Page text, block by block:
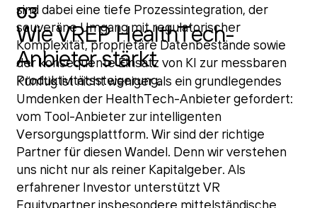
sind dabei eine tiefe Prozessintegration, der
souveräne Umgang mit regulatorischer
Komplexität, proprietäre Datenbestände sowie
der konsequente Einsatz von KI zur messbaren
Produktivitätssteigerung.
03
Wie VREP HealthTech-
Anbieter stärkt
Künftig ist nicht weniger als ein grundlegendes
Umdenken der HealthTech-Anbieter gefordert:
vom Tool-Anbieter zur intelligenten
Versorgungsplattform. Wir sind der richtige
Partner für diesen Wandel. Denn wir verstehen
uns nicht nur als reiner Kapitalgeber. Als
erfahrener Investor unterstützt VR